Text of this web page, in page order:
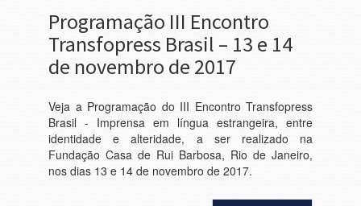
Programação III Encontro
Transfopress Brasil – 13 e 14
de novembro de 2017
Veja a Programação do III Encontro Transfopress
Brasil - Imprensa em língua estrangeira, entre
identidade e alteridade, a ser realizado na
Fundação Casa de Rui Barbosa, Rio de Janeiro,
nos dias 13 e 14 de novembro de 2017.